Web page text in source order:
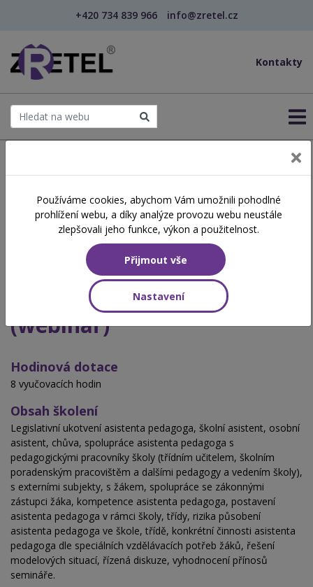
+420 734 839 966 info@zretel.cz
Kontakty
šablony
Asistent pedagoga jako
součást pedagogického
týmu a jeho role v
pedagogickém procesu
(webinář)
Hodinová dotace
8 vyučovacích hodin
Obsah školení
Legislativní ukotvení asistenta pedagoga, školní asistent, osobní
asistent, chůva, spolupráce asistenta pedagoga s
pedagogickými pracovníky školy (třídním učitelem, školním
poradenským pracovištěm a dalšími pedagogy a vedením školy),
s externími subjekty, s žákem, spolupráce se zákonnými
zástupci žáka, kompetence asistenta pedagoga, postavení
asistenta pedagoga v rámci školy, třídy, rizika působení
asistenta pedagoga ve škole, třídě, konkrétní činnosti asistenta
pedagoga dle speciálních vzdělávacích potřeb žáků, řešení
modelových situací, řízená diskuze, vyhodnocení přínosů
semináře.
Používáme cookies, abychom Vám umožnili pohodlné
prohlížení webu, a díky analýze provozu webu neustále
zlepšovali jeho funkce, výkon a použitelnost.
Přijmout vše
Nastavení